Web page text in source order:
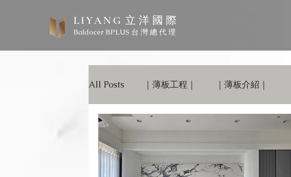
LIYANG 立 洋 國 際
Baldocer BPLUS 台 灣 總 代 理
All Posts ｜薄板工程｜ ｜薄板介紹｜